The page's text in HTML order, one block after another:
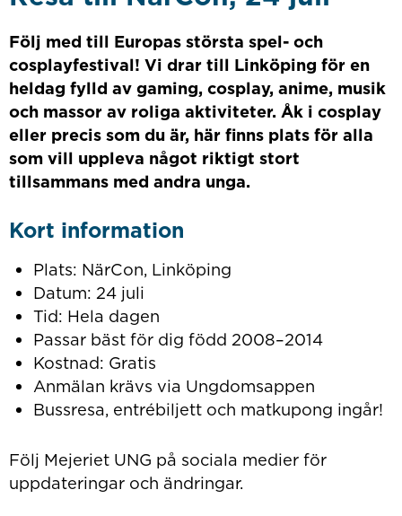
Följ med till Europas största spel- och
cosplayfestival! Vi drar till Linköping för en
heldag fylld av gaming, cosplay, anime, musik
och massor av roliga aktiviteter. Åk i cosplay
eller precis som du är, här finns plats för alla
som vill uppleva något riktigt stort
tillsammans med andra unga.
Kort information
Plats: NärCon, Linköping
Datum: 24 juli
Tid: Hela dagen
Passar bäst för dig född 2008–2014
Kostnad: Gratis
Anmälan krävs via Ungdomsappen
Bussresa, entrébiljett och matkupong ingår!
Följ Mejeriet UNG på sociala medier för
uppdateringar och ändringar.